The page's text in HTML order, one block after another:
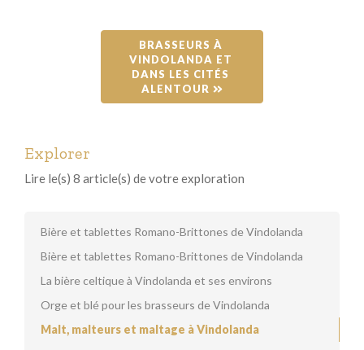
BRASSEURS À
VINDOLANDA ET
DANS LES CITÉS
ALENTOUR
Explorer
Lire le(s) 8 article(s) de votre exploration
Bière et tablettes Romano-Brittones de Vindolanda
Bière et tablettes Romano-Brittones de Vindolanda
La bière celtique à Vindolanda et ses environs
Orge et blé pour les brasseurs de Vindolanda
Malt, malteurs et maltage à Vindolanda